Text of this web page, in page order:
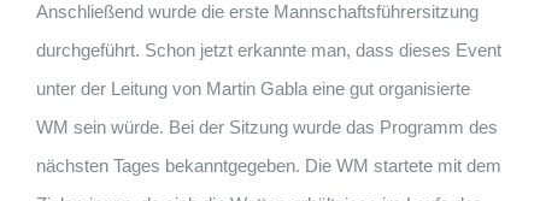
Anschließend wurde die erste Mannschaftsführersitzung
durchgeführt. Schon jetzt erkannte man, dass dieses Event
unter der Leitung von Martin Gabla eine gut organisierte
WM sein würde. Bei der Sitzung wurde das Programm des
nächsten Tages bekanntgegeben. Die WM startete mit dem